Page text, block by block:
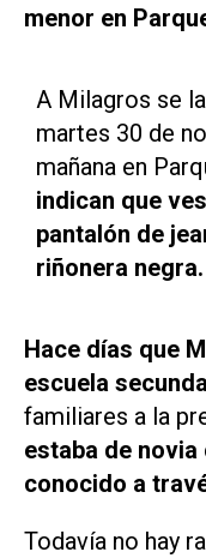
menor en
A Milagros se
martes 30 de
mañana en
indican que
pantalón de
riñonera negra.
Hace días que
escuela
familiares a la
estaba de novia
conocido a
Todavía no hay